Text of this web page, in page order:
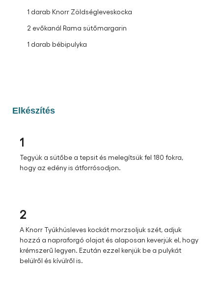
1 darab Knorr Zöldségleveskocka
2 evőkanál Rama sütőmargarin
1 darab bébipulyka
Elkészítés
1
Tegyük a sütőbe a tepsit és melegítsük fel 180 fokra,
hogy az edény is átforrósodjon.
2
A Knorr Tyúkhúsleves kockát morzsoljuk szét, adjuk
hozzá a napraforgó olajat és alaposan keverjük el, hogy
krémszerű legyen. Ezután ezzel kenjük be a pulykát
belülről és kívülről is.